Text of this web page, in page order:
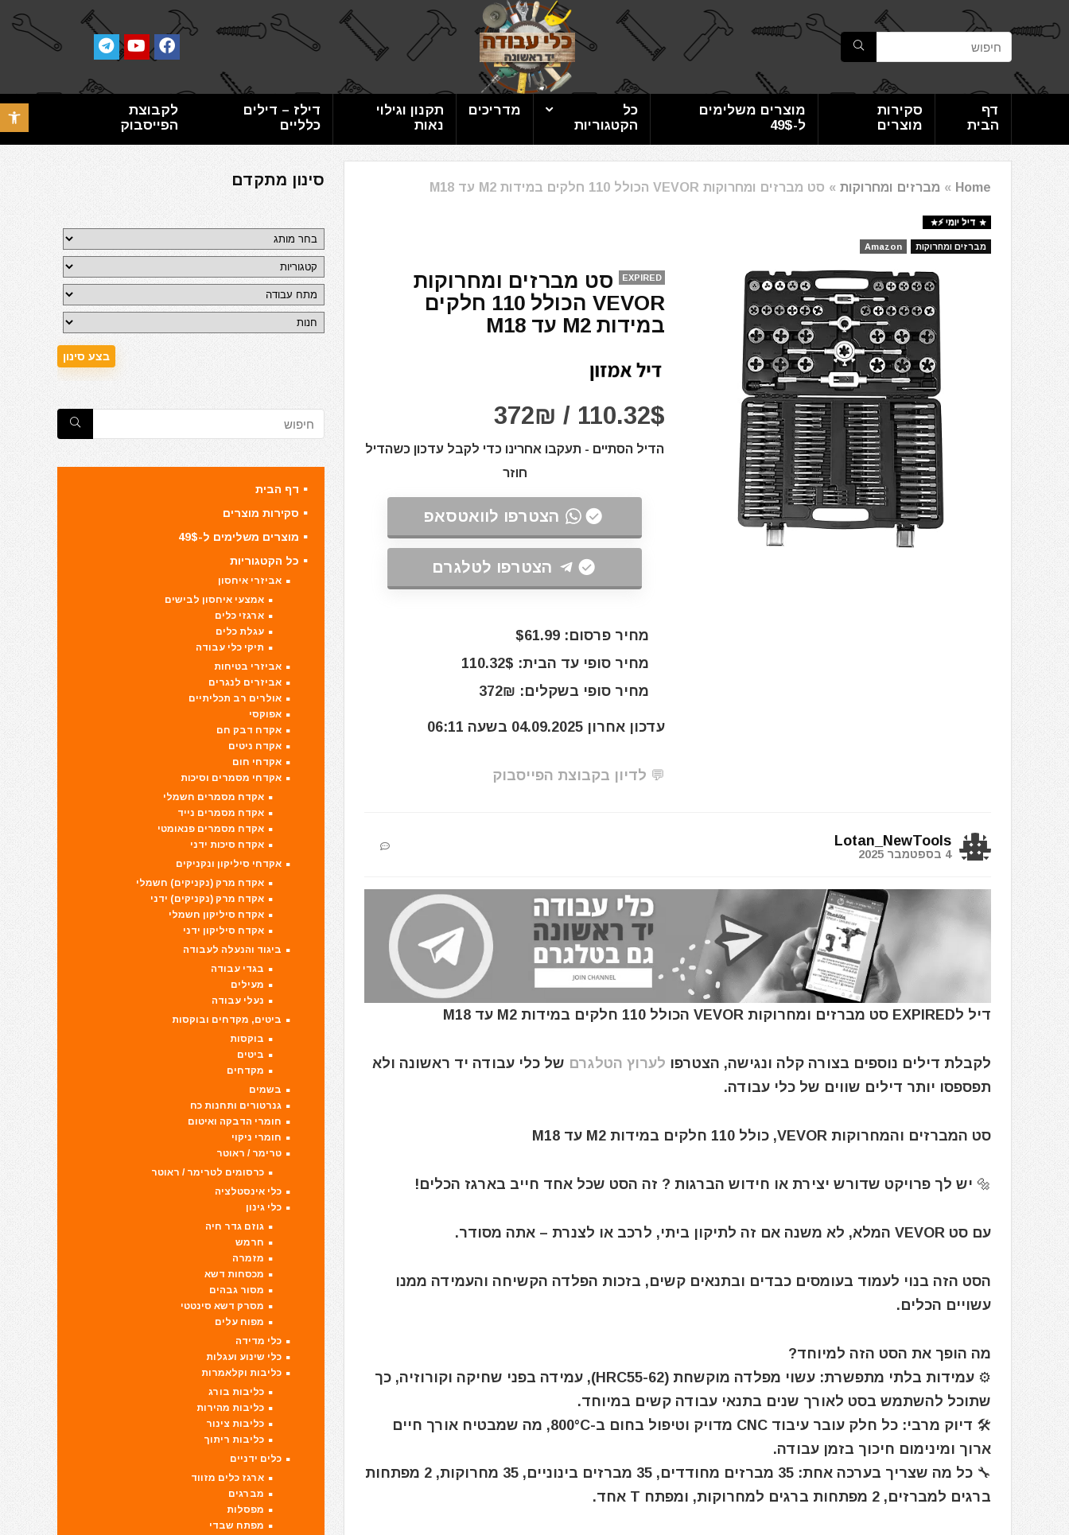
פתח
דף
הבית
סקירות
מוצרים
מוצרים משלימים
ל-49$
כל
הקטגוריות
מדריכים
תקנון וגילוי
נאות
דילז – דילים
כלליים
לקבוצת
הפייסבוק
Home
» מברזים ומחרוקות » סט מברזים ומחרוקות VEVOR הכולל 110 חלקים במידות M2 עד M18
דיל יומי ⚡️
מברזים ומחרוקות Amazon
EXPIRED
סט מברזים ומחרוקות
VEVOR הכולל 110 חלקים
במידות M2 עד M18
110.32$ / 372₪
הדיל הסתיים - תעקבו אחרינו כדי לקבל עדכון כשהדיל
חוזר
הצטרפו לוואטסאפ
הצטרפו לטלגרם
מחיר פרסום: $61.99
מחיר סופי עד הבית: 110.32$
מחיר סופי בשקלים: 372₪
עדכון אחרון 04.09.2025 בשעה 06:11
💬 לדיון בקבוצת הפייסבוק
Lotan_NewTools
4 בספטמבר 2025
דיל לEXPIRED סט מברזים ומחרוקות VEVOR הכולל 110 חלקים במידות M2 עד M18
לקבלת דילים נוספים בצורה קלה ונגישה, הצטרפו לערוץ הטלגרם של כלי עבודה יד ראשונה ולא
תפספסו יותר דילים שווים של כלי עבודה.
סט המברזים והמחרוקות VEVOR, כולל 110 חלקים במידות M2 עד M18
🔩 יש לך פרויקט שדורש יצירת או חידוש הברגות ? זה הסט שכל אחד חייב בארגז הכלים!
עם סט VEVOR המלא, לא משנה אם זה לתיקון ביתי, לרכב או לצנרת – אתה מסודר.
הסט הזה בנוי לעמוד בעומסים כבדים ובתנאים קשים, בזכות הפלדה הקשיחה והעמידה ממנו
עשויים הכלים.
מה הופך את הסט הזה למיוחד?
⚙️ עמידות בלתי מתפשרת: עשוי מפלדה מוקשחת (HRC55-62), עמידה בפני שחיקה וקורוזיה, כך
שתוכל להשתמש בסט לאורך שנים בתנאי עבודה קשים במיוחד.
🛠️ דיוק מרבי: כל חלק עובר עיבוד CNC מדויק וטיפול בחום ב-800°C, מה שמבטיח אורך חיים
ארוך ומינימום חיכוך בזמן עבודה.
🔧 כל מה שצריך בערכה אחת: 35 מברזים מחודדים, 35 מברזים בינוניים, 35 מחרוקות, 2 מפתחות
ברגים למברזים, 2 מפתחות ברגים למחרוקות, ומפתח T אחד.
סינון מתקדם
דף הבית
סקירות מוצרים
מוצרים משלימים ל-49$
כל הקטגוריות
אביזרי איחסון
אמצעי איחסון לבישים
ארגזי כלים
עגלת כלים
תיקי כלי עבודה
אביזרי בטיחות
אביזרים לנגרים
אולרים רב תכליתיים
אפוקסי
אקדח דבק חם
אקדח ניטים
אקדחי חום
אקדחי מסמרים וסיכות
אקדח מסמרים חשמלי
אקדח מסמרים נייד
אקדח מסמרים פנאומטי
אקדח סיכות ידני
אקדחי סיליקון ונקניקים
אקדח מרק (נקניקים) חשמלי
אקדח מרק (נקניקים) ידני
אקדח סיליקון חשמלי
אקדח סיליקון ידני
ביגוד והנעלה לעבודה
בגדי עבודה
מעילים
נעלי עבודה
ביטים, מקדחים ובוקסות
בוקסות
ביטים
מקדחים
בשמים
גנרטורים ותחנות כח
חומרי הדבקה ואיטום
חומרי ניקוי
טרימר / ראוטר
כרסומים לטרימר / ראוטר
כלי אינסטלציה
כלי גינון
גוזם גדר חיה
חרמש
מזמרה
מכסחות דשא
מסור גבהים
מסרק דשא סינטטי
מפוח עלים
כלי מדידה
כלי שינוע ועגלות
כליבות וקלאמרות
כליבות בורג
כליבות מהירות
כליבות צינור
כליבות ריתוך
כלים ידניים
ארגז כלים מזווד
מברגים
מפסלות
מפתח שבדי